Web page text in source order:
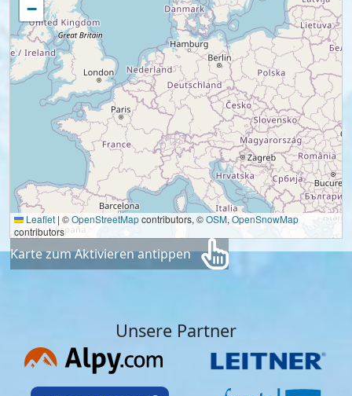
−
Leaflet | ©OpenStreetMapcontributors, ©OSM,OpenSnowMap
contributors
Karte zum Aktivieren antippen
Unsere Partner